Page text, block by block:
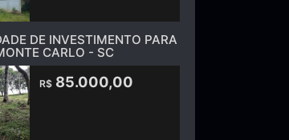
DE INVESTIMENTO PARA
CARLO - SC
R$85.000,00